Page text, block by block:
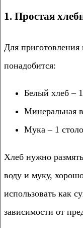
1. Простая
Для
понадобится:
Белый хлеб –
Минеральная
Мука – 1
Хлеб нужно
воду и муку,
использовать как
зависимости от